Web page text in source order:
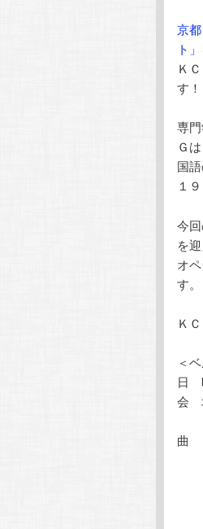
京
ト」
Ｋ
す！
専
Ｇ
国
１
今
を
オ
す。
Ｋ
＜
日
会
曲